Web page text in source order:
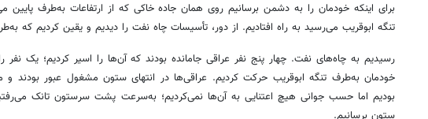
برای اینکه خودمان را به دشمن برسانیم روی همان جاده خاکی که از ارتفاعات به‌طرف
تنگه ابوقریب می‌رسید به راه افتادیم. از دور، تأسیسات چاه نفت را دیدیم و یقین کردیم که
رسیدیم به چاه‌های نفت. چهار پنج نفر عراقی جامانده بودند که آن‌ها را اسیر کردیم؛ یک نفر
خودمان به‌طرف تنگه ابوقریب حرکت کردیم. عراقی‌ها در انتهای ستون مشغول عبور بودند و ما
بودیم اما حسب جوانی هیچ اعتنایی به آن‌ها نمی‌کردیم؛ به‌سرعت پشت سرستون تانک